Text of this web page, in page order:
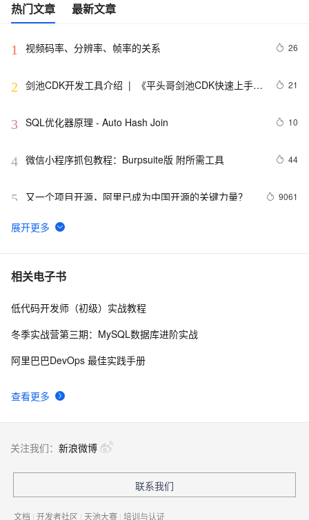
热门文章 最新文章
1 视频码率、分辨率、帧率的关系 26
2 剑池CDK开发工具介绍  |  《平头哥剑池CDK快速上手指
21
3 SQL优化器原理 - Auto Hash Join 10
4 微信小程序抓包教程：Burpsuite版 附所需工具 44
5 又一个项目开源，阿里已成为中国开源的关键力量？ 9061
6 tailwindcss使用教程
7 我的博客即将入驻“云栖社区”，诚邀技术同仁一同入
8 思科路由器的密码恢复
相关电子书
查看更多
低代码开发师（初级）实战教程
冬季实战营第三期：MySQL数据库进阶实战
阿里巴巴DevOps 最佳实践手册
关注我们： 新浪微博
联系我们
文档 | 开发者社区 | 天池大赛 | 培训与认证